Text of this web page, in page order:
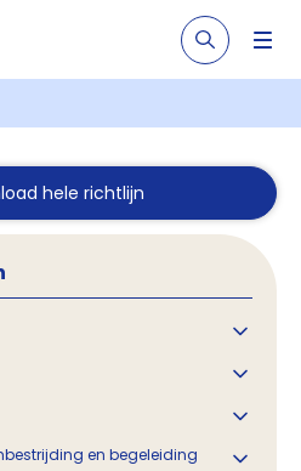
hele richtlijn
en begeleiding